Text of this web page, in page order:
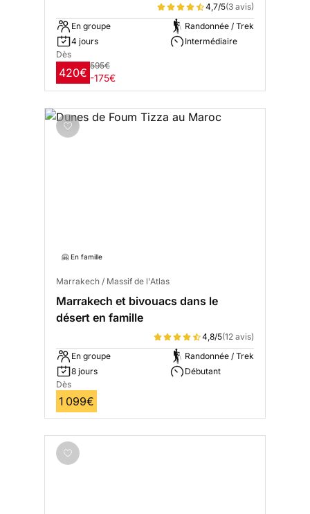
4,7/5(3 avis)
En groupe
4 jours
Randonnée / Trek
Intermédiaire
Dès
420€
595€
-175€
🤗 En famille
Marrakech / Massif de l'Atlas
Marrakech et bivouacs dans le
désert en famille
4,8/5(12 avis)
En groupe
8 jours
Randonnée / Trek
Débutant
Dès
1 099€